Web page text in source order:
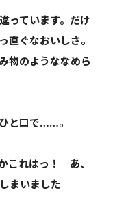
っています。だけ
直ぐなおいしさ。
物のようななめら
と口で……。
これはっ！ あ、
まいました